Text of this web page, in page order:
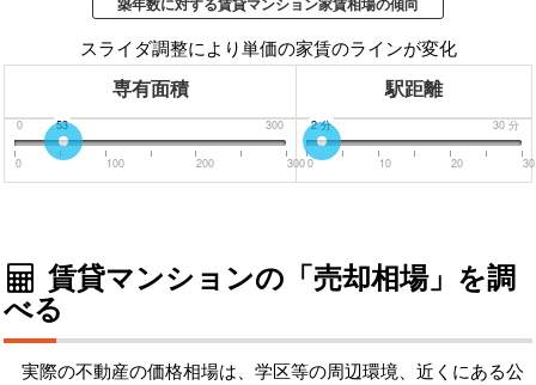
築年数に対する賃貸マンション家賃相場の傾向
スライダ調整により単価の家賃のラインが変化
専有面積 駅距離
0 300
53
0 100 200 300
0分 30 分
2分
0 10 20 30
賃貸マンションの「売却相場」を調
べる
実際の不動産の価格相場は、学区等の周辺環境、近くにある公